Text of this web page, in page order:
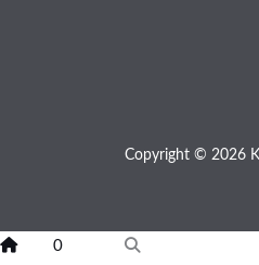
Copyright © 2026
0